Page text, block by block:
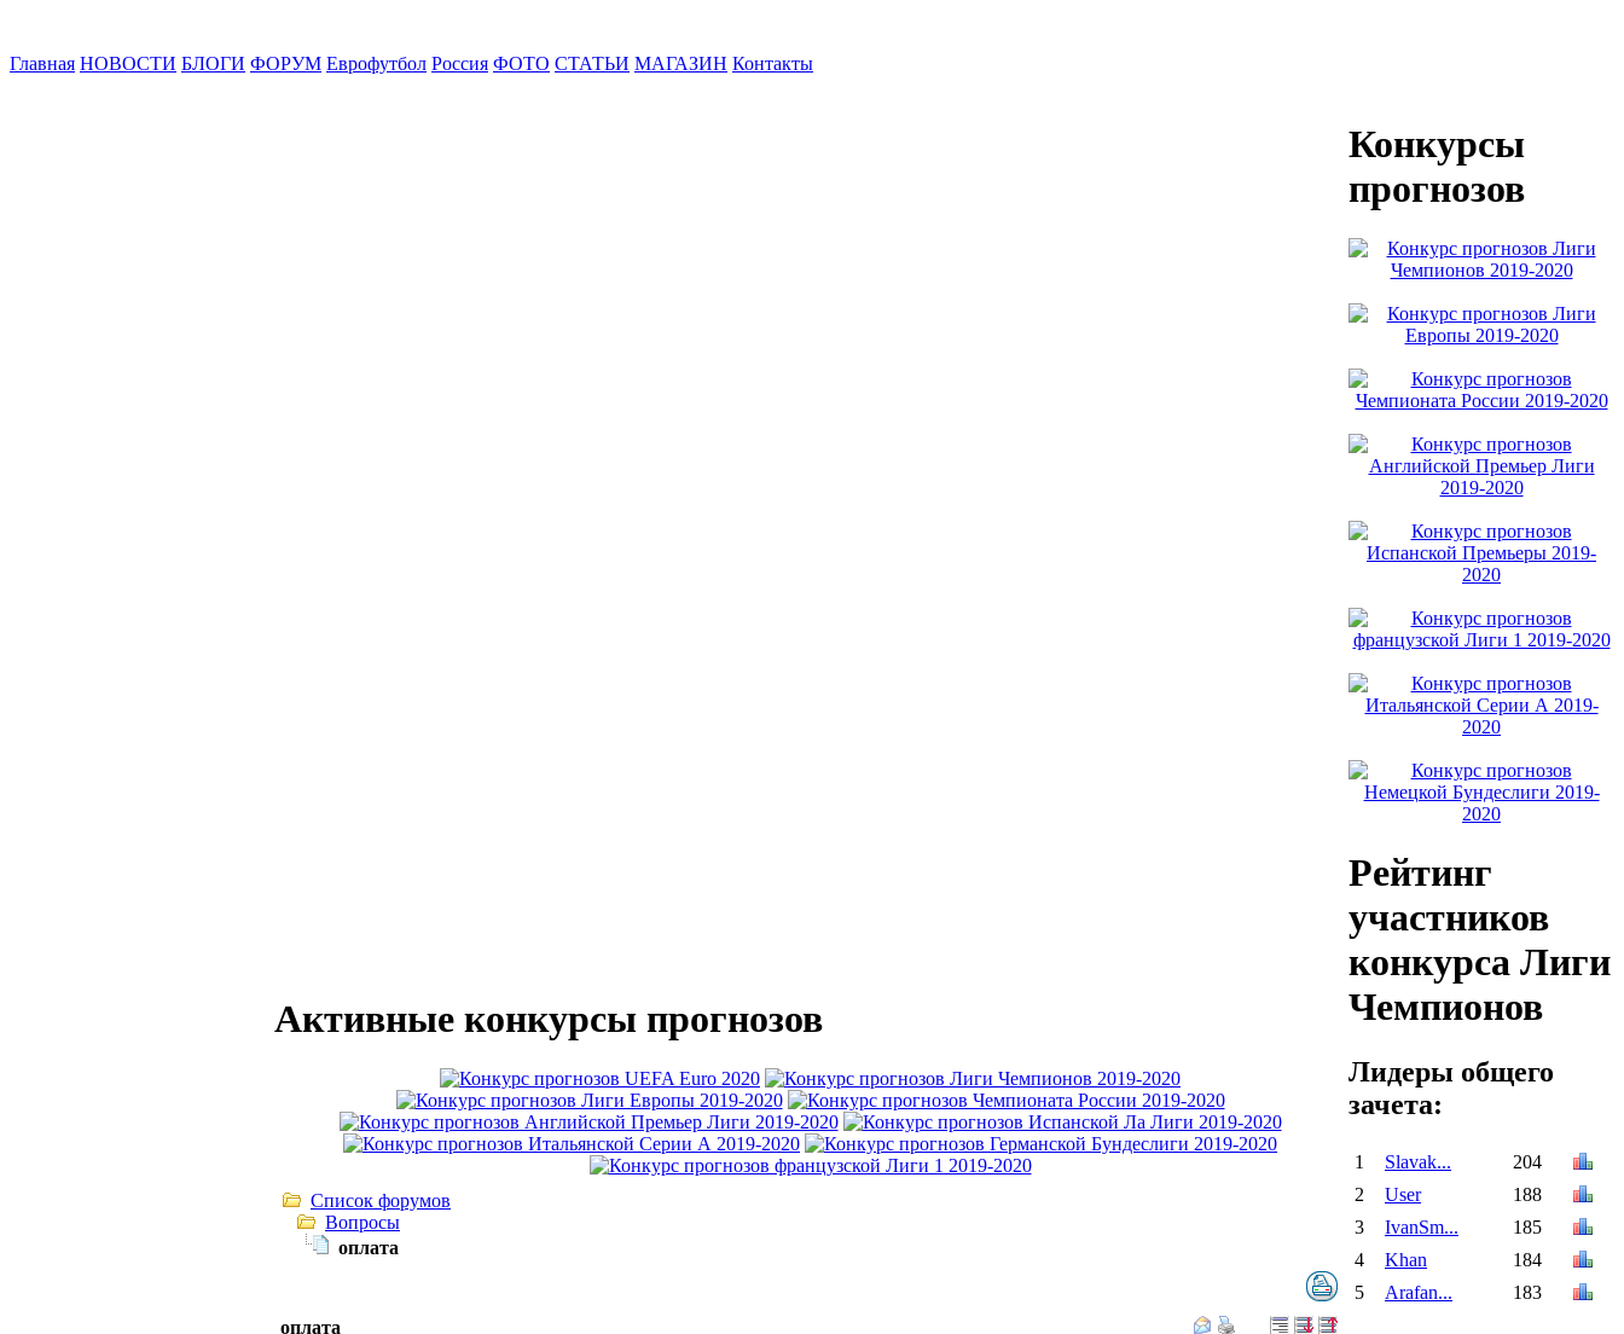
Главная НОВОСТИ БЛОГИ ФОРУМ Еврофутбол Россия ФОТО СТАТЬИ МАГАЗИН Контакты
Активные конкурсы прогнозов
Список форумов
Вопросы
оплата
оплата
Конкурсы
прогнозов
Рейтинг
участников
конкурса Лиги
Чемпионов
Лидеры общего
зачета:
1 Slavak...
204
2
User
188
3
IvanSm...
185
4
Khan
184
5
Arafan... 183